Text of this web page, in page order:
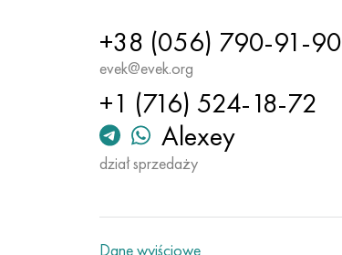
+38 (056) 790-91-90
evek@evek.org
+1 (716) 524-18-72
Alexey
dział sprzedaży
Dane wyjściowe